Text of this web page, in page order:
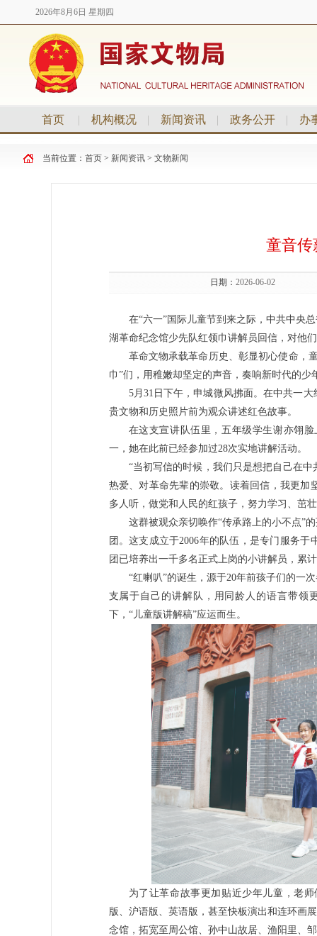
2026年8月6日 星期四
首页 | 机构概况 | 新闻资讯 | 政务公开 | 办
当前位置： 首页 > 新闻资讯 > 文物新闻
童音传
日期： 2026-06-02
在“六一”国际儿童节到来之际，中共中央
湖革命纪念馆少先队红领巾讲解员回信，对他
革命文物承载革命历史、彰显初心使命，
巾”们，用稚嫩却坚定的声音，奏响新时代的少
5月31日下午，申城微风拂面。在中共一
贵文物和历史照片前为观众讲述红色故事。
在这支宣讲队伍里，五年级学生谢亦翎
一，她在此前已经参加过28次实地讲解活动。
“当初写信的时候，我们只是想把自己在
热爱、对革命先辈的崇敬。读着回信，我更
多人听，做党和人民的红孩子，努力学习、茁
这群被观众亲切唤作“传承路上的小不点”
团。这支成立于2006年的队伍，是专门服务
团已培养出一千多名正式上岗的小讲解员，累
“红喇叭”的诞生，源于20年前孩子们的一
支属于自己的讲解队，用同龄人的语言带领
下，“儿童版讲解稿”应运而生。
为了让革命故事更加贴近少年儿童，老
版、沪语版、英语版，甚至快板演出和连环画
念馆，拓宽至周公馆、孙中山故居、渔阳里、